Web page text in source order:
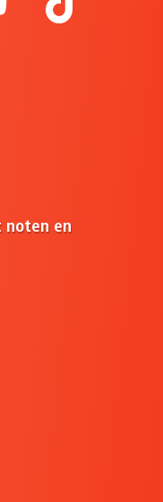
noten en